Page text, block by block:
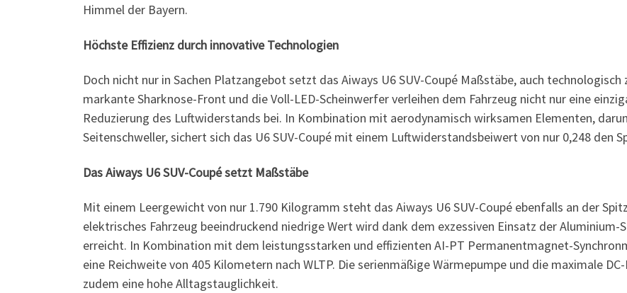
Himmel der Bayern.
Höchste Effizienz durch innovative Technologien
Doch nicht nur in Sachen Platzangebot setzt das Aiways U6 SUV-Coupé Maßstäbe, auch
markante Sharknose-Front und die Voll-LED-Scheinwerfer verleihen dem Fahrzeug nicht nur eine
Reduzierung des Luftwiderstands bei. In Kombination mit aerodynamisch wirksamen Elementen,
Seitenschweller, sichert sich das U6 SUV-Coupé mit einem Luftwiderstandsbeiwert von nur 0,248 den
Das Aiways U6 SUV-Coupé setzt Maßstäbe
Mit einem Leergewicht von nur 1.790 Kilogramm steht das Aiways U6 SUV-Coupé ebenfalls an der
elektrisches Fahrzeug beeindruckend niedrige Wert wird dank dem exzessiven Einsatz der
erreicht. In Kombination mit dem leistungsstarken und effizienten AI-PT Permanentmagnet-
eine Reichweite von 405 Kilometern nach WLTP. Die serienmäßige Wärmepumpe und die maximale
zudem eine hohe Alltagstauglichkeit.